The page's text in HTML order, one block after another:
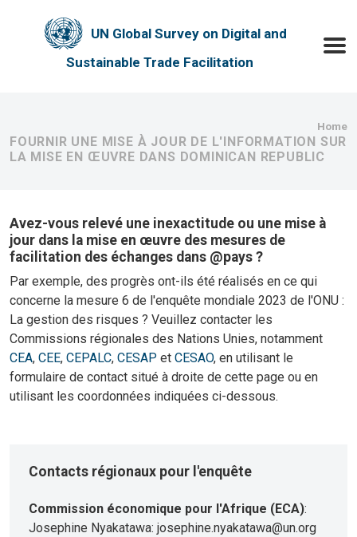
UN Global Survey on Digital and
Sustainable Trade Facilitation
Home
FOURNIR UNE MISE À JOUR DE L'INFORMATION SUR
LA MISE EN ŒUVRE DANS DOMINICAN REPUBLIC
Avez-vous relevé une inexactitude ou une mise à
jour dans la mise en œuvre des mesures de
facilitation des échanges dans @pays ?
Par exemple, des progrès ont-ils été réalisés en ce qui
concerne la mesure 6 de l'enquête mondiale 2023 de l'ONU :
La gestion des risques ? Veuillez contacter les
Commissions régionales des Nations Unies, notamment
CEA, CEE, CEPALC, CESAP et CESAO, en utilisant le
formulaire de contact situé à droite de cette page ou en
utilisant les coordonnées indiquées ci-dessous.
Contacts régionaux pour l'enquête
Commission économique pour l'Afrique (ECA):
Josephine Nyakatawa: josephine.nyakatawa@un.org